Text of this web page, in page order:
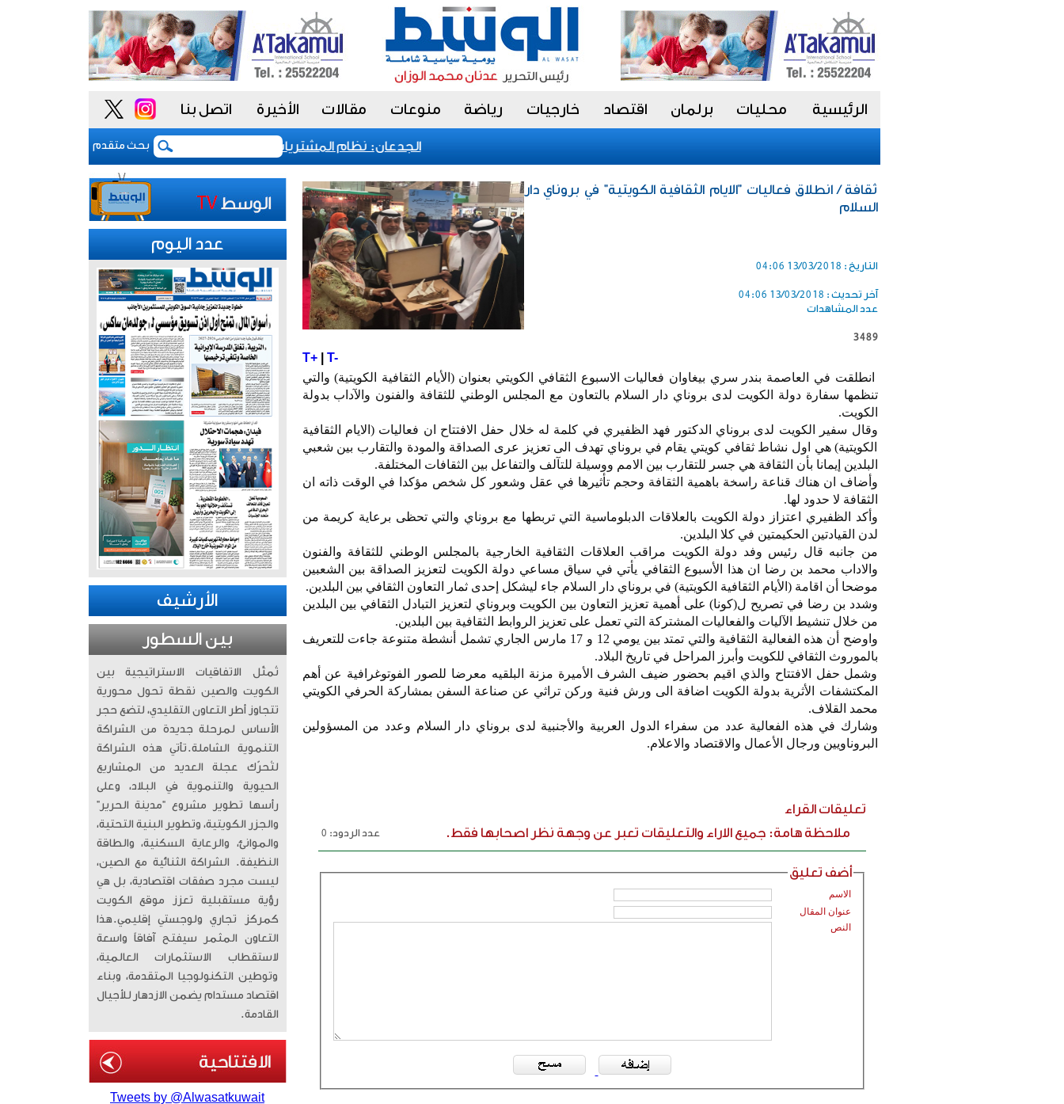
الرئيسية محليات برلمان اقتصاد خارجيات رياضة منوعات مقالات الأخيرة اتصل بنا
بحث متقدم
الجدعان: نظام المشتريات يمنح الحكومة السعودية أدوات أكثر مرونة
ثقافة / انطلاق فعاليات "الايام الثقافية الكويتية" في بروناي دار
السلام
التاريخ : 13/03/2018 04:06
آخر تحديث : 13/03/2018 04:06
عدد المشاهدات
3489
T+| T-
انطلقت في العاصمة بندر سري بيغاوان فعاليات الاسبوع الثقافي الكويتي بعنوان (الأيام الثقافية الكويتية) والتي
تنظمها سفارة دولة الكويت لدى بروناي دار السلام بالتعاون مع المجلس الوطني للثقافة والفنون والآداب بدولة
الكويت.
وقال سفير الكويت لدى بروناي الدكتور فهد الظفيري في كلمة له خلال حفل الافتتاح ان فعاليات (الايام الثقافية
الكويتية) هي اول نشاط ثقافي كويتي يقام في بروناي تهدف الى تعزيز عرى الصداقة والمودة والتقارب بين شعبي
البلدين إيمانا بأن الثقافة هي جسر للتقارب بين الامم ووسيلة للتآلف والتفاعل بين الثقافات المختلفة.
وأضاف ان هناك قناعة راسخة باهمية الثقافة وحجم تأثيرها في عقل وشعور كل شخص مؤكدا في الوقت ذاته ان
الثقافة لا حدود لها.
وأكد الظفيري اعتزاز دولة الكويت بالعلاقات الدبلوماسية التي تربطها مع بروناي والتي تحظى برعاية كريمة من
لدن القيادتين الحكيمتين في كلا البلدين.
من جانبه قال رئيس وفد دولة الكويت مراقب العلاقات الثقافية الخارجية بالمجلس الوطني للثقافة والفنون
والاداب محمد بن رضا ان هذا الأسبوع الثقافي يأتي في سياق مساعي دولة الكويت لتعزيز الصداقة بين الشعبين
موضحا أن اقامة (الأيام الثقافية الكويتية) في بروناي دار السلام جاء ليشكل إحدى ثمار التعاون الثقافي بين البلدين.
وشدد بن رضا في تصريح ل(كونا) على أهمية تعزيز التعاون بين الكويت وبروناي لتعزيز التبادل الثقافي بين البلدين
من خلال تنشيط الآليات والفعاليات المشتركة التي تعمل على تعزيز الروابط الثقافية بين البلدين.
واوضح أن هذه الفعالية الثقافية والتي تمتد بين يومي 12 و 17 مارس الجاري تشمل أنشطة متنوعة جاءت للتعريف
بالموروث الثقافي للكويت وأبرز المراحل في تاريخ البلاد.
وشمل حفل الافتتاح والذي اقيم بحضور ضيف الشرف الأميرة مزنة البلقيه معرضا للصور الفوتوغرافية عن أهم
المكتشفات الأثرية بدولة الكويت اضافة الى ورش فنية وركن تراثي عن صناعة السفن بمشاركة الحرفي الكويتي
محمد القلاف.
وشارك في هذه الفعالية عدد من سفراء الدول العربية والأجنبية لدى بروناي دار السلام وعدد من المسؤولين
البروناويين ورجال الأعمال والاقتصاد والاعلام.
تعليقات القراء
ملاحظة هامة: جميع الاراء والتعليقات تعبر عن وجهة نظر اصحابها فقط.
عدد الردود: 0
أضف تعليق
الاسم
عنوان المقال
النص
عدد اليوم
الأرشيف
بين السطور
تُمثّل الاتفاقيات الاستراتيجية بين
الكويت والصين نقطة تحول محورية
تتجاوز أطر التعاون التقليدي، لتضع حجر
الأساس لمرحلة جديدة من الشراكة
التنموية الشاملة. ​تأتي هذه الشراكة
لتُحرّك عجلة العديد من المشاريع
الحيوية والتنموية في البلاد، وعلى
رأسها تطوير مشروع “مدينة الحرير”
والجزر الكويتية، وتطوير البنية التحتية،
والموانئ، والرعاية السكنية، والطاقة
النظيفة. الشراكة الثنائية مع الصين،
ليست مجرد صفقات اقتصادية، بل هي
رؤية مستقبلية تعزز موقع الكويت
كمركز تجاري ولوجستي إقليمي. ​هذا
التعاون المثمر سيفتح آفاقاً واسعة
لاستقطاب الاستثمارات العالمية،
وتوطين التكنولوجيا المتقدمة، وبناء
اقتصاد مستدام يضمن الازدهار للأجيال
القادمة.
Tweets by @Alwasatkuwait